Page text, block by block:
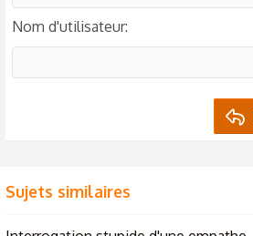
Nom d'utilisateur
Sujets similaires